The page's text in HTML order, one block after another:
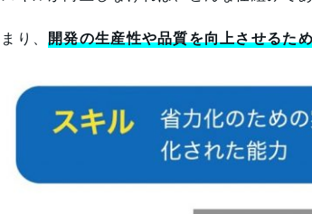
り、開発の生産性や品質を向上させるた